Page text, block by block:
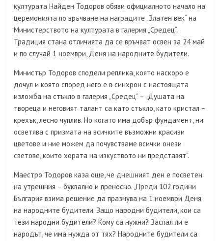
културата Найден Тодоров обяви официалното начало на
церемонията по връчване на наградите „Златен век“ на
Министерството на културата в галерия „Средец“.
Традиция стана отличията да се връчват освен за 24 май
и по случай 1 ноември, Деня на народните будители.
Министър Тодоров сподели реплика, която наскоро е
дочул и която според него е в синхрон с настоящата
изложба на стъкло в галерия „Средец“ – „Душата на
твореца и неговият талант са като стъкло, като кристал –
крехък, лесно чуплив. Но когато има добър фундамент, ни
осветява с призмата на всичките възможни красиви
цветове и ние можем да почувстваме всички онези
светове, които хората на изкуството ни представят“.
Маестро Тодоров каза още, че днешният ден е посветен
на утрешния – буквално и преносно. „Преди 102 години
България взима решение да празнува на 1 ноември Деня
на народните будители. Защо народни будители, кои са
тези народни будители? Кому са нужни? Заспал ли е
народът, че има нужда от тях? Народните будители са